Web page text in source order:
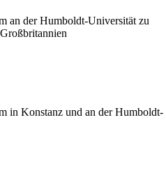
an der Humboldt-Universität zu
in Konstanz und an der Humboldt-